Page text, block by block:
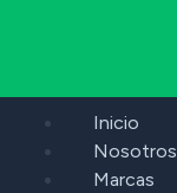
Inicio
Nosotros
Marcas